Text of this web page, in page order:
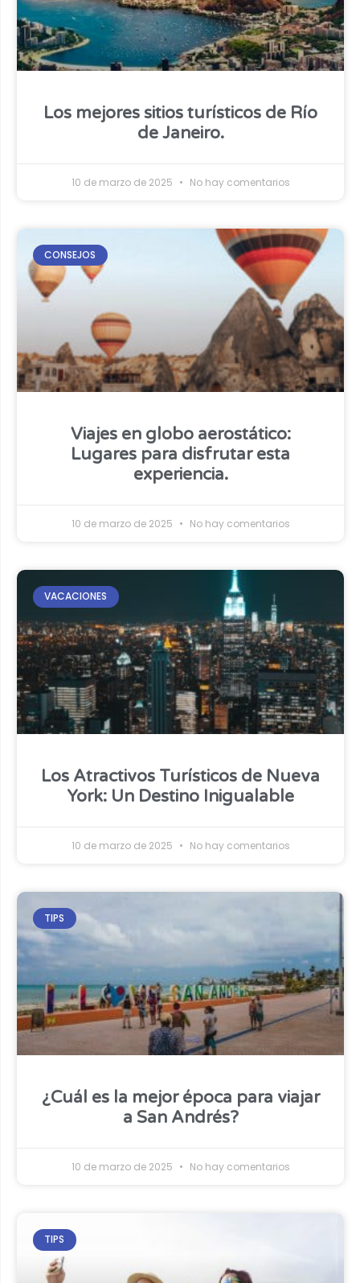
Los mejores sitios turísticos de Río
de Janeiro.
10 de marzo de 2025 No hay comentarios
CONSEJOS
Viajes en globo aerostático:
Lugares para disfrutar esta
experiencia.
10 de marzo de 2025 No hay comentarios
VACACIONES
Los Atractivos Turísticos de Nueva
York: Un Destino Inigualable
10 de marzo de 2025 No hay comentarios
TIPS
¿Cuál es la mejor época para viajar
a San Andrés?
10 de marzo de 2025 No hay comentarios
TIPS